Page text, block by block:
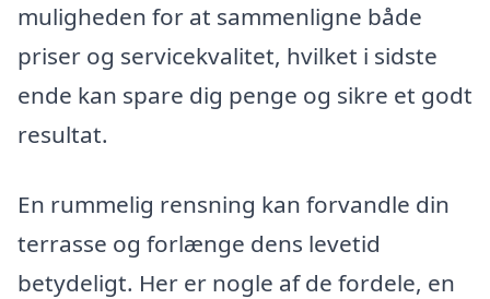
muligheden for at sammenligne både
priser og servicekvalitet, hvilket i sidste
ende kan spare dig penge og sikre et godt
resultat.
En rummelig rensning kan forvandle din
terrasse og forlænge dens levetid
betydeligt. Her er nogle af de fordele, en